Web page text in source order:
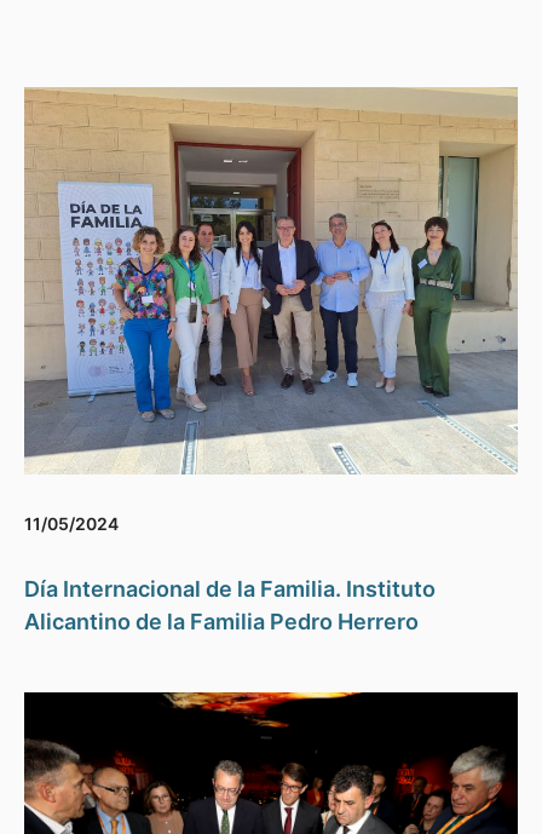
11/05/2024
Día Internacional de la Familia. Instituto
Alicantino de la Familia Pedro Herrero